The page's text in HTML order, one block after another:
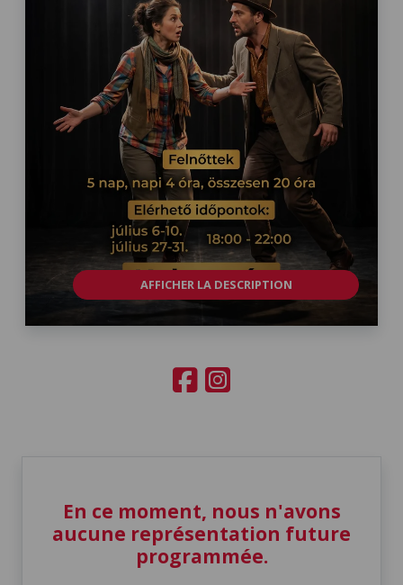
AFFICHER LA DESCRIPTION
En ce moment, nous n'avons
aucune représentation future
programmée.